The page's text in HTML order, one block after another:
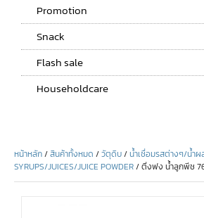
Promotion
Snack
Flash sale
Householdcare
หน้าหลัก/สินค้าทั้งหมด /วัตุดิบ/น้ำเชื่อมรสต่างๆ/น้ำ
SYRUPS/JUICES/JUICE POWDER/ ติ่งฟง น้ำลูกพีช